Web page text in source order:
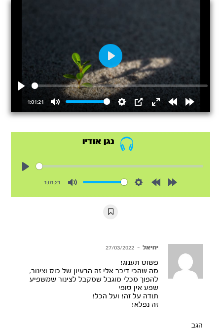
1:01:21
Mute Settings
PIP
EnterRewindForward
Play
נגן אודיו
1:01:21
יחיאל –
27/03/2022
פשוט תענוג!
מה שהכי דיבר אלי זה הרעיון של כוס וצינור,
להפוך מכלי מוגבל שמקבל לצינור שמשפיע
שפע אין סופי
תודה על זה! ועל הכל!
זה נפלא!
הגב